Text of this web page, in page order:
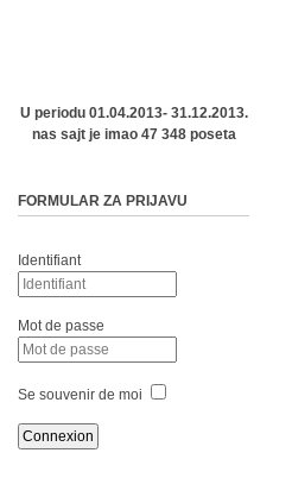
U periodu 01.04.2013- 31.12.2013.
nas sajt je imao 47 348 poseta
FORMULAR ZA PRIJAVU
Identifiant
Mot de passe
Se souvenir de moi